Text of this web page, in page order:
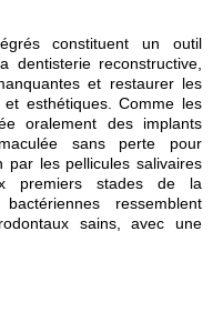
constituent un outil
dentisterie reconstructive,
et restaurer les
esthétiques. Comme les
oralement des implants
sans perte pour
par les pellicules salivaires
premiers stades de la
ressemblent
sains, avec une